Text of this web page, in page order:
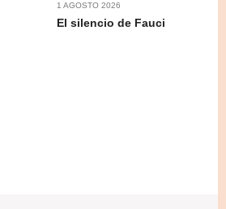
1 AGOSTO 2026
El silencio de Fauci